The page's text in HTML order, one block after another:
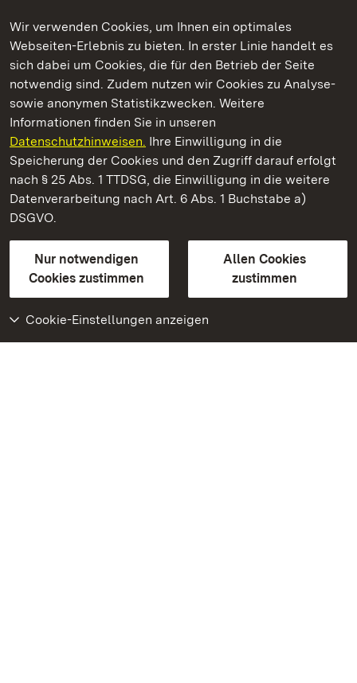
Wir verwenden Cookies, um Ihnen ein optimales
Webseiten-Erlebnis zu bieten. In erster Linie handelt es
sich dabei um Cookies, die für den Betrieb der Seite
notwendig sind. Zudem nutzen wir Cookies zu Analyse-
sowie anonymen Statistikzwecken. Weitere
Informationen finden Sie in unseren
Datenschutzhinweisen. Ihre Einwilligung in die
Speicherung der Cookies und den Zugriff darauf erfolgt
nach § 25 Abs. 1 TTDSG, die Einwilligung in die weitere
Datenverarbeitung nach Art. 6 Abs. 1 Buchstabe a)
DSGVO.
Nur notwendigen
Cookies zustimmen
Allen Cookies
zustimmen
Cookie-Einstellungen anzeigen
Kommen. Staunen. Genießen.
Staatliche Schlösser und Gärten Baden‑Württemberg
Staatliche Schlösser und Gärten Baden-Württemberg
Kontakt
GebärdenspracheLeichte Sprache
Erklärung zur Barrierefreiheit
BITV-konform (geprüfte Seiten)
Weiteres